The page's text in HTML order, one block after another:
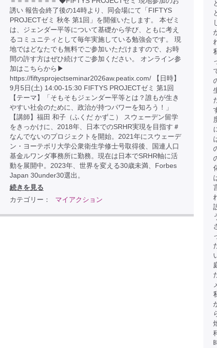
誘い 報告会終了後の14時より、同会場にて「FIFTYS
PROJECTゼミ 秋冬 第1回」を開催いたします。 本ゼミ
は、ジェンダー平等について基礎から学び、ともに考え
るコミュニティとして毎年実施している勉強会です。 現
地ではどなたでも無料でご参加いただけますので、お時
間の許す方はぜひ続けてご参加ください。 オンライン参
加はこちらから▶︎
https://fiftysprojectseminar2026aw.peatix.com/ 【日時】
9月5日(土) 14:00-15:30 FIFTYS PROJECTゼミ 第1回
【テーマ】「そもそもジェンダー平等とは？誰もが生き
やすい社会のために、政治が持つパワーを知ろう！」
【講師】福田 和子（ふくだ かずこ） スウェーデン留学
をきっかけに、2018年、日本でのSRHR実現を目指す＃
なんでないのプロジェクトを開始。2021年にスウェーデ
ン・ヨーテボリ大学公衆衛生学修士号取得後、国連人口
基金ルワンダ事務所に勤務。現在は日本でSRHR軸に活
動を展開中。2023年、世界を変える30歳未満、Forbes
Japan 30under30選出。
続きを見る
カテゴリー：
マイアクション